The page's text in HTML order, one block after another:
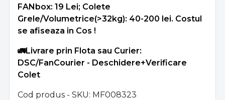
FANbox: 19 Lei; Colete
Grele/Volumetrice(>32kg): 40-200 lei. Costul
se afiseaza in Cos !
🚛Livrare prin Flota sau Curier:
DSC/FanCourier - Deschidere+Verificare
Colet
Cod produs - SKU MF008323